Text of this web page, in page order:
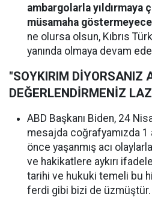
ambargolarla yıldırmaya
müsamaha
ne olursa olsun, Kıbrıs
yanında olmaya devam
"SOYKIRIM DİYORSANIZ
DEĞERLENDİRMENİZ
ABD Başkanı Biden, 24
mesajda coğrafyamızda 1
önce yaşanmış acı
ve hakikatlere aykırı
tarihi ve hukuki temeli bu
ferdi gibi bizi de üzmüştür.